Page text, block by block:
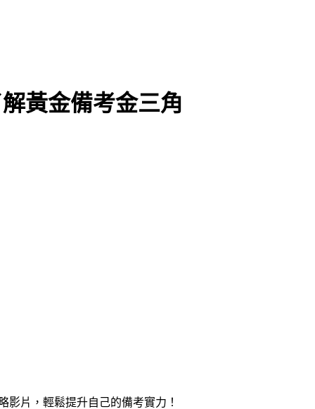
黃金備考金三角
影片，輕鬆提升自己的備考實力！